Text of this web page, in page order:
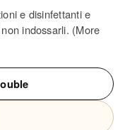
e disinfettanti e
indossarli. (More